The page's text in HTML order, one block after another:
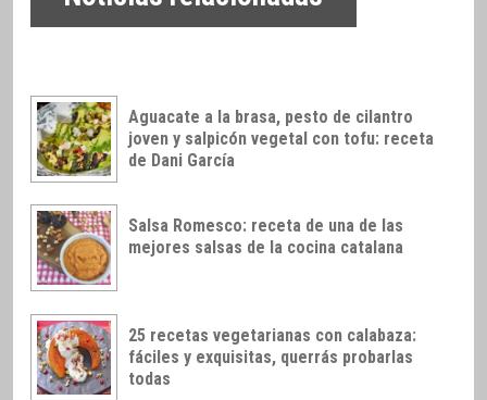
Aguacate a la brasa, pesto de cilantro
joven y salpicón vegetal con tofu: receta
de Dani García
Salsa Romesco: receta de una de las
mejores salsas de la cocina catalana
25 recetas vegetarianas con calabaza:
fáciles y exquisitas, querrás probarlas
todas